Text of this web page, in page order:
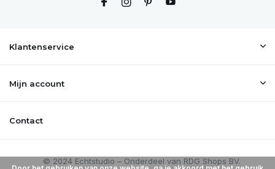
Klantenservice
Mijn account
Contact